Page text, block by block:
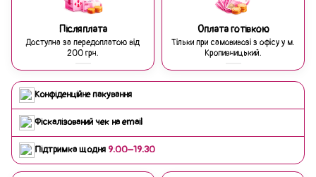
Післяплата
Доступна за передоплатою від
200 грн.
Оплата готівкою
Тільки при самовивозі з офісу у м.
Кропивницький.
Конфіденційне пакування
Фіскалізований чек на email
Підтримка щодня 9:00–19:30